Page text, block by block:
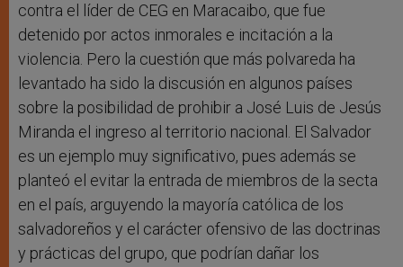
contra el líder de CEG en Maracaibo, que fue
detenido por actos inmorales e incitación a la
violencia. Pero la cuestión que más polvareda ha
levantado ha sido la discusión en algunos países
sobre la posibilidad de prohibir a José Luis de Jesús
Miranda el ingreso al territorio nacional. El Salvador
es un ejemplo muy significativo, pues además se
planteó el evitar la entrada de miembros de la secta
en el país, arguyendo la mayoría católica de los
salvadoreños y el carácter ofensivo de las doctrinas
y prácticas del grupo, que podrían dañar los